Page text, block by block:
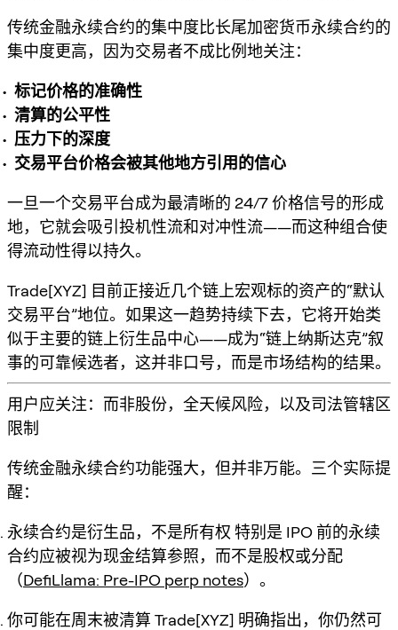
传统金融永续合约的集中度比长尾加密货币永续合约的
集中度更高，因为交易者不成比例地关注：
标记价格的准确性
清算的公平性
压力下的深度
交易平台价格会被其他地方引用的信心
一旦一个交易平台成为最清晰的 24/7 价格信号的形成
地，它就会吸引投机性流和对冲性流——而这种组合使
得流动性得以持久。
Trade[XYZ] 目前正接近几个链上宏观标的资产的“默认
交易平台”地位。如果这一趋势持续下去，它将开始类
似于主要的链上衍生品中心——成为“链上纳斯达克”叙
事的可靠候选者，这并非口号，而是市场结构的结果。
用户应关注：而非股份，全天候风险，以及司法管辖区
限制
传统金融永续合约功能强大，但并非万能。三个实际提
醒：
永续合约是衍生品，不是所有权 特别是 IPO 前的永续
合约应被视为现金结算参照，而不是股权或分配
（DefiLlama: Pre-IPO perp notes）。
你可能在周末被清算 Trade[XYZ] 明确指出，你仍然可